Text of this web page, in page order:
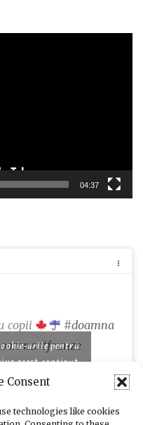
Consent
technologies like cookies
04:37
copii
#doamna
#frunze
and cooking
urile pentru
acest conținut